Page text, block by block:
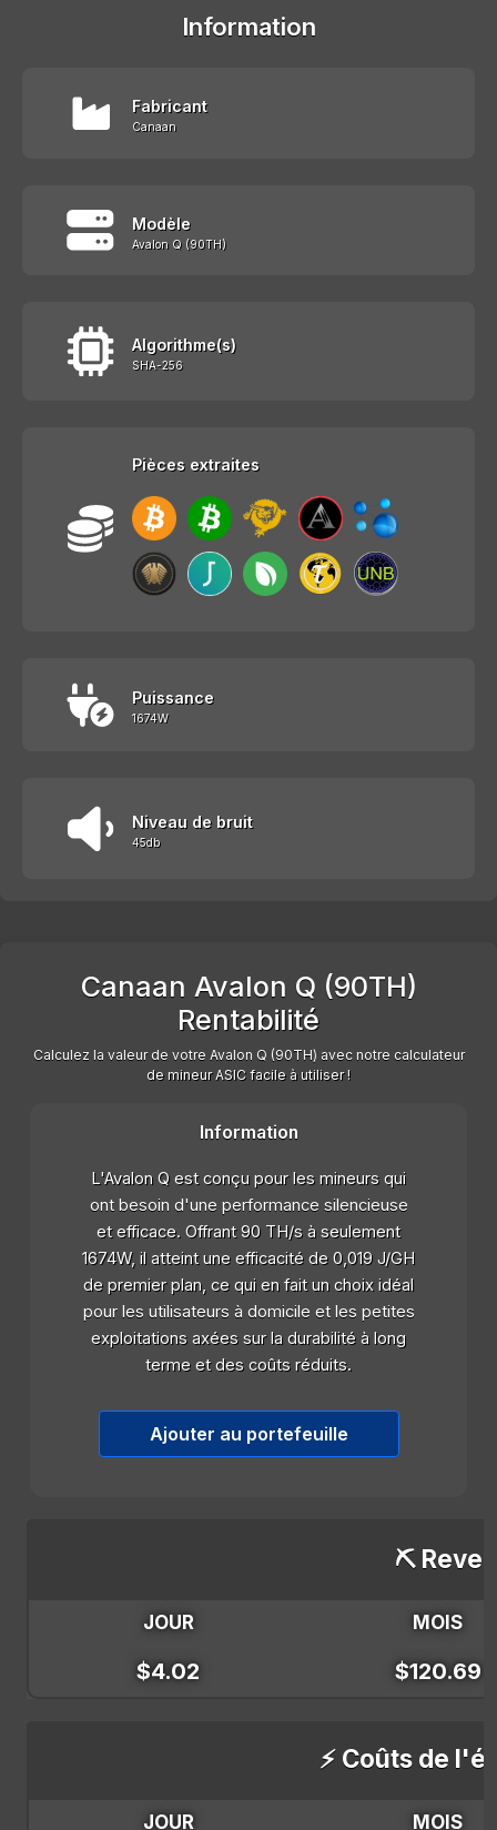
Information
Fabricant
Canaan
Modèle
Avalon Q (90TH)
Algorithme(s)
SHA-256
Pièces extraites
Puissance
1674W
Niveau de bruit
45db
Canaan Avalon Q (90TH)
Rentabilité
Calculez la valeur de votre Avalon Q (90TH) avec notre calculateur
de mineur ASIC facile à utiliser !
Information
L'Avalon Q est conçu pour les mineurs qui
ont besoin d'une performance silencieuse
et efficace. Offrant 90 TH/s à seulement
1674W, il atteint une efficacité de 0,019 J/GH
de premier plan, ce qui en fait un choix idéal
pour les utilisateurs à domicile et les petites
exploitations axées sur la durabilité à long
terme et des coûts réduits.
Ajouter au portefeuille
⛏️
JOUR MOIS
$4.02 $120.69
⚡ Coûts de
JOUR MOIS